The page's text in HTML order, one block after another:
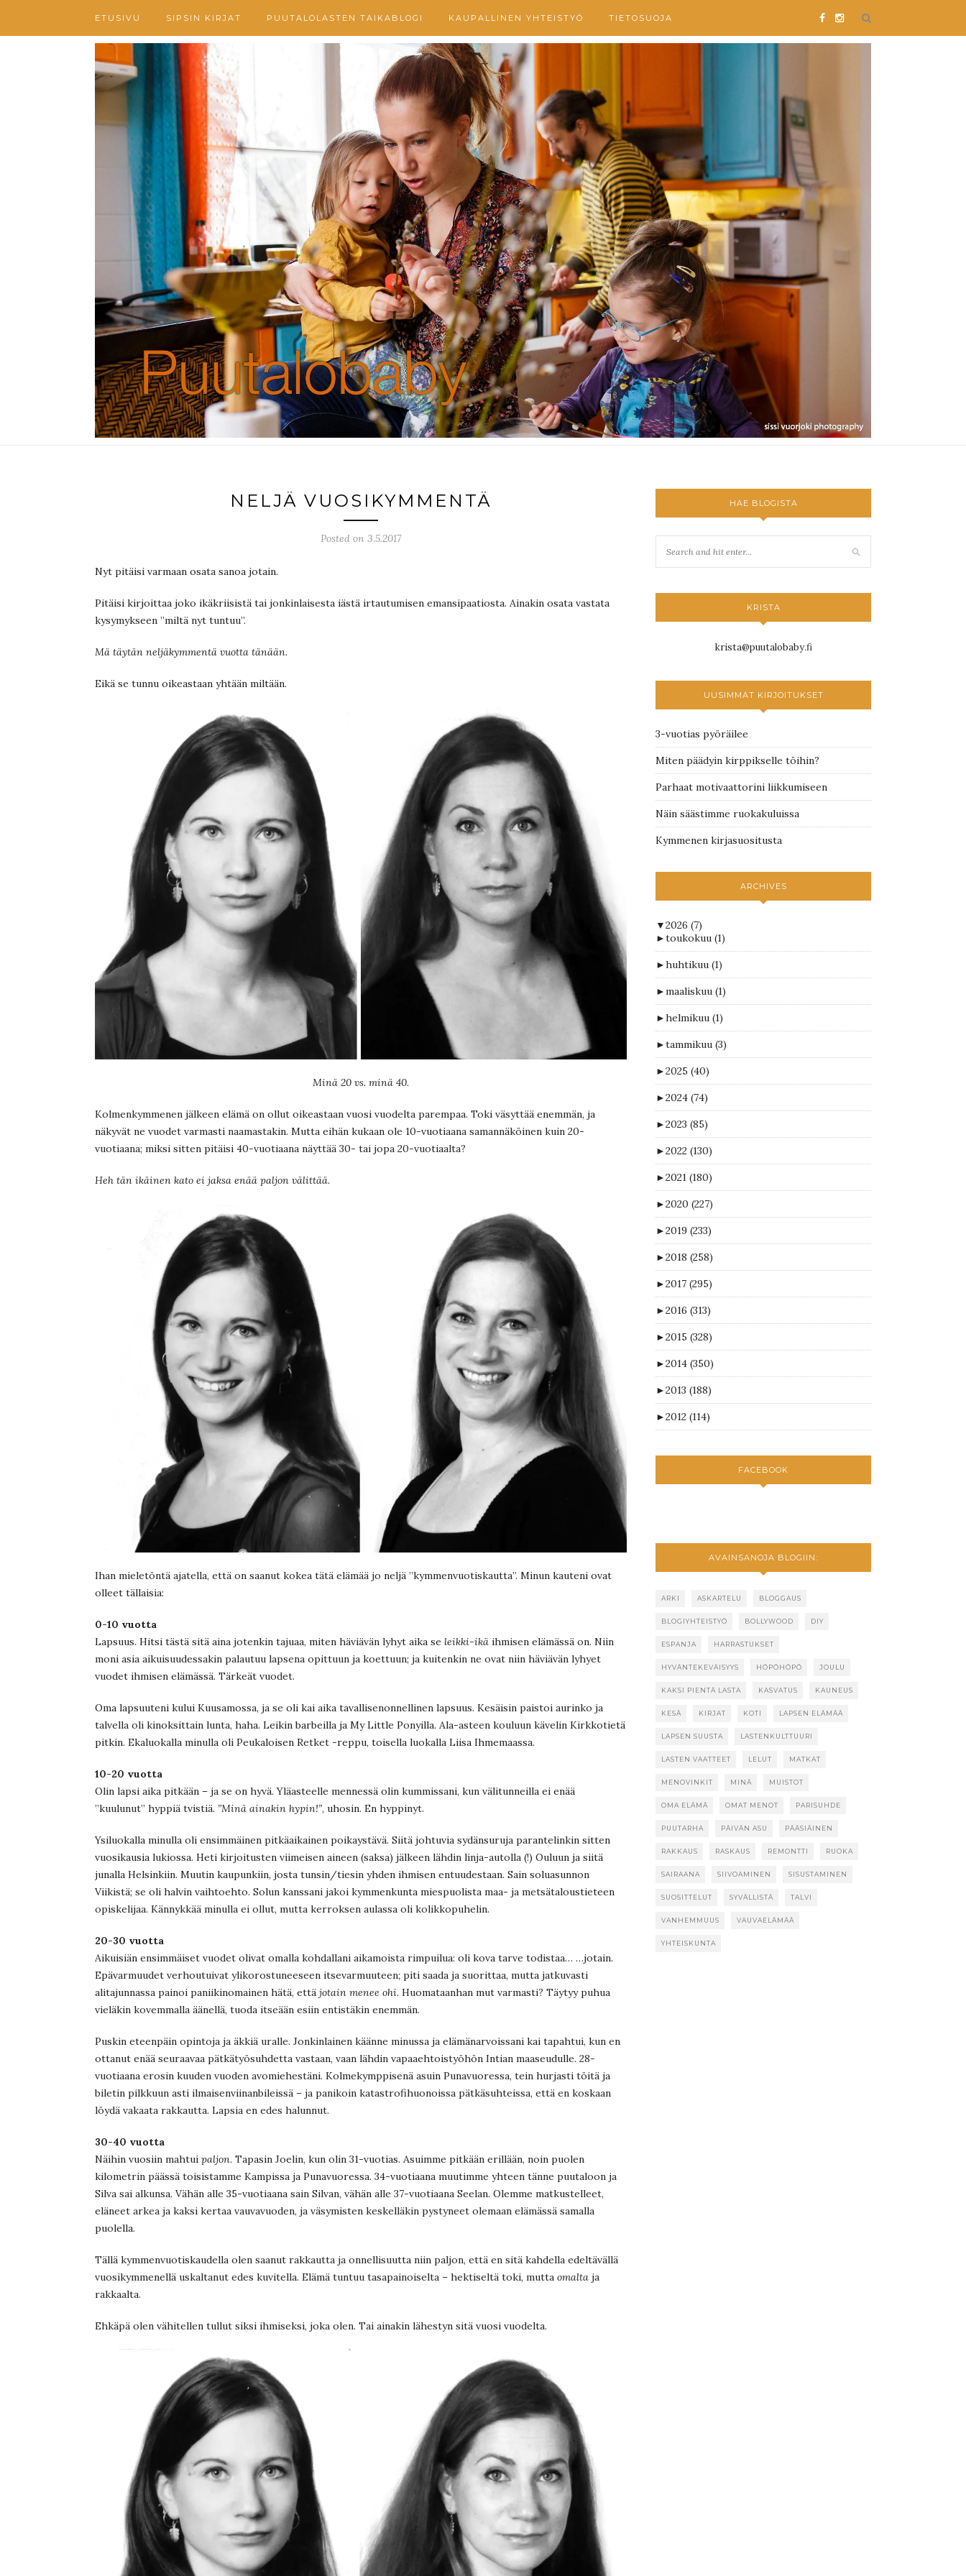
ETUSIVU SIPSIN KIRJAT PUUTALOLASTEN TAIKABLOGI KAUPALLINEN YHTEISTYÖ TIETOSUOJA
NELJÄ VUOSIKYMMENTÄ
Posted on 3.5.2017
Nyt pitäisi varmaan osata sanoa jotain.
Pitäisi kirjoittaa joko ikäkriisistä tai jonkinlaisesta iästä irtautumisen emansipaatiosta. Ainakin osata vastata
kysymykseen ”miltä nyt tuntuu”.
Mä täytän neljäkymmentä vuotta tänään.
Eikä se tunnu oikeastaan yhtään miltään.
Minä 20 vs. minä 40.
Kolmenkymmenen jälkeen elämä on ollut oikeastaan vuosi vuodelta parempaa. Toki väsyttää enemmän, ja
näkyvät ne vuodet varmasti naamastakin. Mutta eihän kukaan ole 10-vuotiaana samannäköinen kuin 20-
vuotiaana; miksi sitten pitäisi 40-vuotiaana näyttää 30- tai jopa 20-vuotiaalta?
Heh tän ikäinen kato ei jaksa enää paljon välittää.
Ihan mieletöntä ajatella, että on saanut kokea tätä elämää jo neljä ”kymmenvuotiskautta”. Minun kauteni ovat
olleet tällaisia:
0-10 vuotta
Lapsuus. Hitsi tästä sitä aina jotenkin tajuaa, miten häviävän lyhyt aika se leikki-ikä ihmisen elämässä on. Niin
moni asia aikuisuudessakin palautuu lapsena opittuun ja koettuun; ja kuitenkin ne ovat niin häviävän lyhyet
vuodet ihmisen elämässä. Tärkeät vuodet.
Oma lapsuuteni kului Kuusamossa, ja se oli kai aika tavallisenonnellinen lapsuus. Kesäisin paistoi aurinko ja
talvella oli kinoksittain lunta, haha. Leikin barbeilla ja My Little Ponyilla. Ala-asteen kouluun kävelin Kirkkotietä
pitkin. Ekaluokalla minulla oli Peukaloisen Retket -reppu, toisella luokalla Liisa Ihmemaassa.
10-20 vuotta
Olin lapsi aika pitkään – ja se on hyvä. Yläasteelle mennessä olin kummissani, kun välitunneilla ei enää
”kuulunut” hyppiä tvistiä. ”Minä ainakin hypin!”, uhosin. En hyppinyt.
Ysiluokalla minulla oli ensimmäinen pitkäaikainen poikaystävä. Siitä johtuvia sydänsuruja parantelinkin sitten
vuosikausia lukiossa. Heti kirjoitusten viimeisen aineen (saksa) jälkeen lähdin linja-autolla (!) Ouluun ja siitä
junalla Helsinkiin. Muutin kaupunkiin, josta tunsin/tiesin yhden ihmisen entuudestaan. Sain soluasunnon
Viikistä; se oli halvin vaihtoehto. Solun kanssani jakoi kymmenkunta miespuolista maa- ja metsätaloustieteen
opiskelijaa. Kännykkää minulla ei ollut, mutta kerroksen aulassa oli kolikkopuhelin.
20-30 vuotta
Aikuisiän ensimmäiset vuodet olivat omalla kohdallani aikamoista rimpuilua: oli kova tarve todistaa… …jotain.
Epävarmuudet verhoutuivat ylikorostuneeseen itsevarmuuteen; piti saada ja suorittaa, mutta jatkuvasti
alitajunnassa painoi paniikinomainen hätä, että jotain menee ohi. Huomataanhan mut varmasti? Täytyy puhua
vieläkin kovemmalla äänellä, tuoda itseään esiin entistäkin enemmän.
Puskin eteenpäin opintoja ja äkkiä uralle. Jonkinlainen käänne minussa ja elämänarvoissani kai tapahtui, kun en
ottanut enää seuraavaa pätkätyösuhdetta vastaan, vaan lähdin vapaaehtoistyöhön Intian maaseudulle. 28-
vuotiaana erosin kuuden vuoden avomiehestäni. Kolmekymppisenä asuin Punavuoressa, tein hurjasti töitä ja
biletin pilkkuun asti ilmaisenviinanbileissä – ja panikoin katastrofihuonoissa pätkäsuhteissa, että en koskaan
löydä vakaata rakkautta. Lapsia en edes halunnut.
30-40 vuotta
Näihin vuosiin mahtui paljon. Tapasin Joelin, kun olin 31-vuotias. Asuimme pitkään erillään, noin puolen
kilometrin päässä toisistamme Kampissa ja Punavuoressa. 34-vuotiaana muutimme yhteen tänne puutaloon ja
Silva sai alkunsa. Vähän alle 35-vuotiaana sain Silvan, vähän alle 37-vuotiaana Seelan. Olemme matkustelleet,
eläneet arkea ja kaksi kertaa vauvavuoden, ja väsymisten keskelläkin pystyneet olemaan elämässä samalla
puolella.
Tällä kymmenvuotiskaudella olen saanut rakkautta ja onnellisuutta niin paljon, että en sitä kahdella edeltävällä
vuosikymmenellä uskaltanut edes kuvitella. Elämä tuntuu tasapainoiselta – hektiseltä toki, mutta omalta ja
rakkaalta.
Ehkäpä olen vähitellen tullut siksi ihmiseksi, joka olen. Tai ainakin lähestyn sitä vuosi vuodelta.
HAE BLOGISTA
KRISTA
krista@puutalobaby.fi
UUSIMMAT KIRJOITUKSET
3-vuotias pyöräilee
Miten päädyin kirppikselle töihin?
Parhaat motivaattorini liikkumiseen
Näin säästimme ruokakuluissa
Kymmenen kirjasuositusta
ARCHIVES
▼2026 (7)
►toukokuu (1)
►huhtikuu (1)
►maaliskuu (1)
►helmikuu (1)
►tammikuu (3)
►2025 (40)
►2024 (74)
►2023 (85)
►2022 (130)
►2021 (180)
►2020 (227)
►2019 (233)
►2018 (258)
►2017 (295)
►2016 (313)
►2015 (328)
►2014 (350)
►2013 (188)
►2012 (114)
FACEBOOK
AVAINSANOJA BLOGIIN:
ARKI ASKARTELU BLOGGAUS
BLOGIYHTEISTYÖ BOLLYWOOD DIY
ESPANJA HARRASTUKSET
HYVÄNTEKEVÄISYYS HÖPÖHÖPÖ JOULU
KAKSI PIENTÄ LASTA KASVATUS KAUNEUS
KESÄ KIRJAT KOTI LAPSEN ELÄMÄÄ
LAPSEN SUUSTA LASTENKULTTUURI
LASTEN VAATTEET LELUT MATKAT
MENOVINKIT MINÄ MUISTOT
OMA ELÄMÄ OMAT MENOT PARISUHDE
PUUTARHA PÄIVÄN ASU PÄÄSIÄINEN
RAKKAUS RASKAUS REMONTTI RUOKA
SAIRAANA SIIVOAMINEN SISUSTAMINEN
SUOSITTELUT SYVÄLLISTÄ TALVI
VANHEMMUUS VAUVAELÄMÄÄ
YHTEISKUNTA